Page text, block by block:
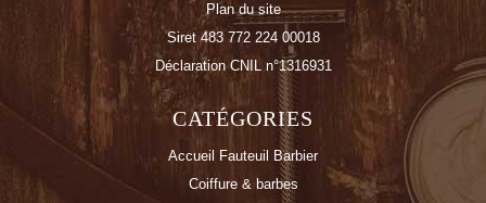
Plan du site
Siret 483 772 224 00018
Déclaration CNIL n°1316931
CATÉGORIES
Accueil Fauteuil Barbier
Coiffure & barbes